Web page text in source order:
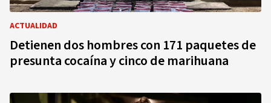
ACTUALIDAD
Detienen dos hombres con 171 paquetes de
presunta cocaína y cinco de marihuana